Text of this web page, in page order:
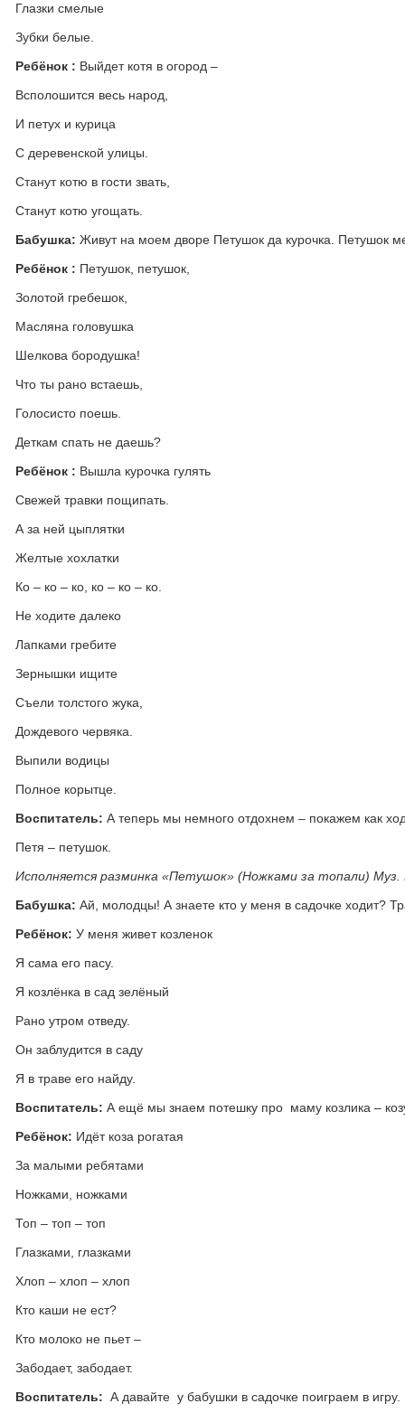
Глазки смелые
Зубки белые.
Ребёнок : Выйдет котя в огород –
Всполошится весь народ,
И петух и курица
С деревенской улицы.
Станут котю в гости звать,
Станут котю угощать.
Бабушка:Живут на моем дворе Петушок да курочка. Петушок
Ребёнок : Петушок, петушок,
Золотой гребешок,
Масляна головушка
Шелкова бородушка!
Что ты рано встаешь,
Голосисто поешь.
Деткам спать не даешь?
Ребёнок : Вышла курочка гулять
Свежей травки пощипать.
А за ней цыплятки
Желтые хохлатки
Ко – ко – ко, ко – ко – ко.
Не ходите далеко
Лапками гребите
Зернышки ищите
Съели толстого жука,
Дождевого червяка.
Выпили водицы
Полное корытце.
Воспитатель:А теперь мы немного отдохнем – покажем как
Петя – петушок.
Исполняется разминка «Петушок» (Ножками за топали) Муз.
Бабушка:Ай, молодцы! А знаете кто у меня в садочке ходит?
Ребёнок:У меня живет козленок
Я сама его пасу.
Я козлёнка в сад зелёный
Рано утром отведу.
Он заблудится в саду
Я в траве его найду.
Воспитатель:А ещё мы знаем потешку про маму козлика –
Ребёнок: Идёт коза рогатая
За малыми ребятами
Ножками, ножками
Топ – топ – топ
Глазками, глазками
Хлоп – хлоп – хлоп
Кто каши не ест?
Кто молоко не пьет –
Забодает, забодает.
Воспитатель: А давайте у бабушки в садочке поиграем в игру.